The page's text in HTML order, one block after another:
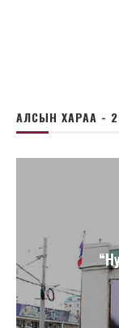
АЛСЫН ХАРАА -